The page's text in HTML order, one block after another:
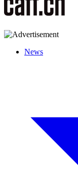
News